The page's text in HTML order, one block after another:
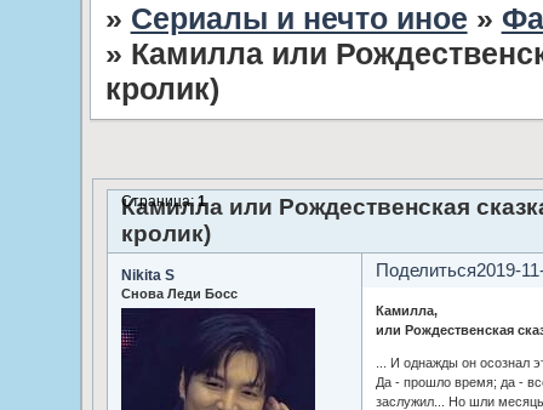
» Сериалы и нечто иное »
» Камилла или
кролик)
Камилла или Рождественская
кролик)
Страница: 1
Поделиться2019-
Nikita S
Снова Леди Босс
Камилла,
или Рождественская
... И однажды он осознал
Да - прошло время; да -
заслужил... Но шли